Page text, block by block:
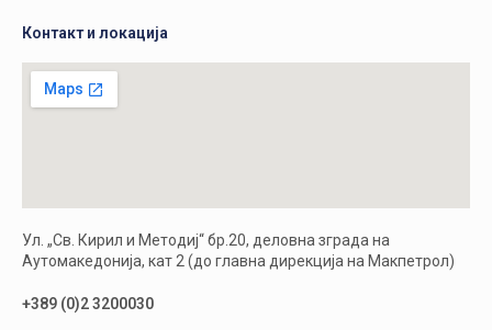
Контакт и локација
Ул. „Св. Кирил и Методиј“ бр.20, деловна зграда на
Аутомакедонија, кат 2 (до главна дирекција на Макпетрол)
+389 (0)2 3200030